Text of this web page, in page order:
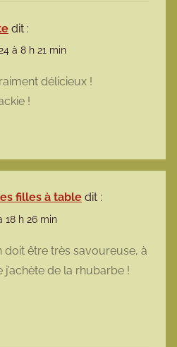
dit :
à 8 h 21 min
délicieux !
!
filles à table dit :
18 h 26 min
doit être très savoureuse, à
de la rhubarbe !